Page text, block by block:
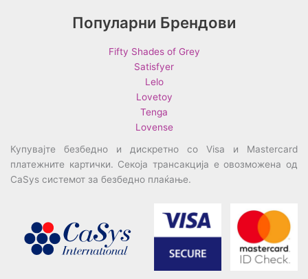
Популарни Брендови
Fifty Shades of Grey
Satisfyer
Lelo
Lovetoy
Tenga
Lovense
Купувајте безбедно и дискретно со Visa и Mastercard
платежните картички. Секоја трансакција е овозможена од
CaSys системот за безбедно плаќање.